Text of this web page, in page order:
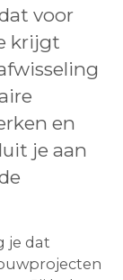
voor
krijgt
en
je aan
je dat